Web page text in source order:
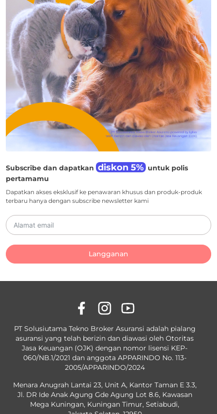
Subscribe dan dapatkan diskon 5% untuk polis
pertamamu
Dapatkan akses eksklusif ke penawaran khusus dan produk-produk
terbaru hanya dengan subscribe newsletter kami
Langganan
PT Solusiutama Tekno Broker Asuransi adalah pialang
asuransi yang telah berizin dan diawasi oleh Otoritas
Jasa Keuangan (OJK) dengan nomor lisensi KEP-
060/NB.1/2021 dan anggota APPARINDO No. 113-
2005/APPARINDO/2024
Menara Anugrah Lantai 23, Unit A, Kantor Taman E 3.3,
Jl. DR Ide Anak Agung Gde Agung Lot 8.6, Kawasan
Mega Kuningan, Kuningan Timur, Setiabudi,